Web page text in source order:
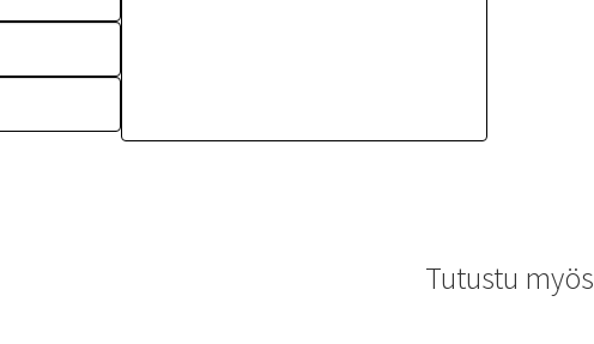
Tutustu myös